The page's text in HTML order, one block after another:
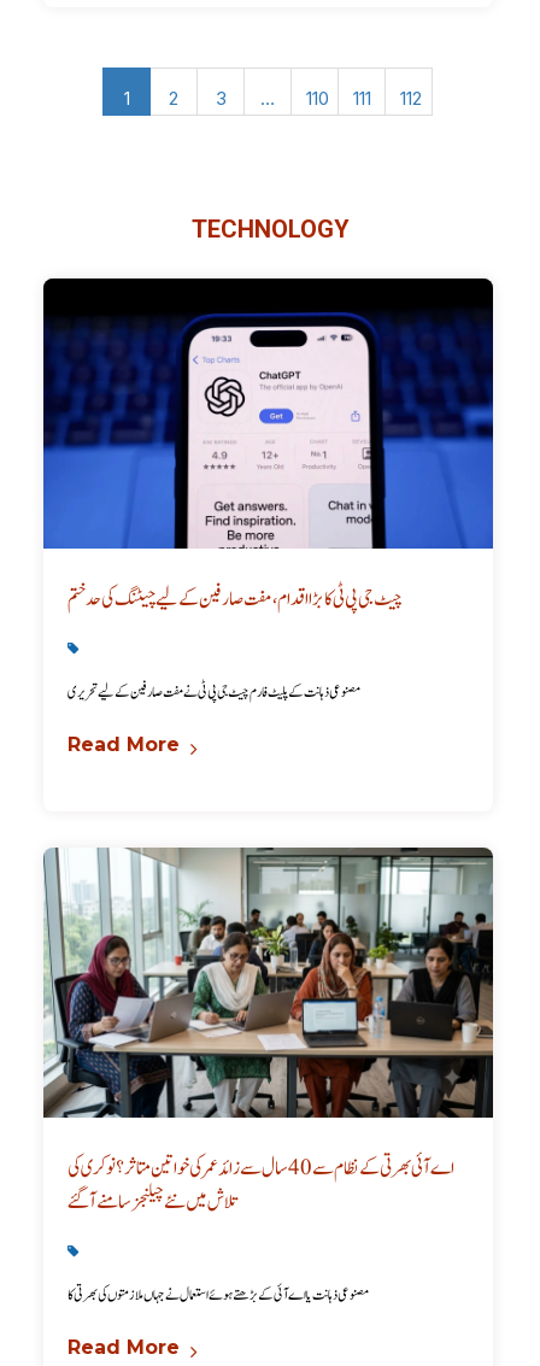
1 2 3 … 110 111 112
TECHNOLOGY
چیٹ جی پی ٹی کا بڑا اقدام، مفت صارفین کے لیے چیٹنگ کی حد ختم
مصنوعی ذہانت کے پلیٹ فارم چیٹ جی پی ٹی نے مفت صارفین کے لیے تحریری
Read More
اے آئی بھرتی کے نظام سے 40 سال سے زائد عمر کی خواتین متاثر؟ نوکری کی
تلاش میں نئے چیلنجز سامنے آ گئے
مصنوعی ذہانت یا اے آئی کے بڑھتے ہوئے استعمال نے جہاں ملازمتوں کی بھرتی کا
Read More